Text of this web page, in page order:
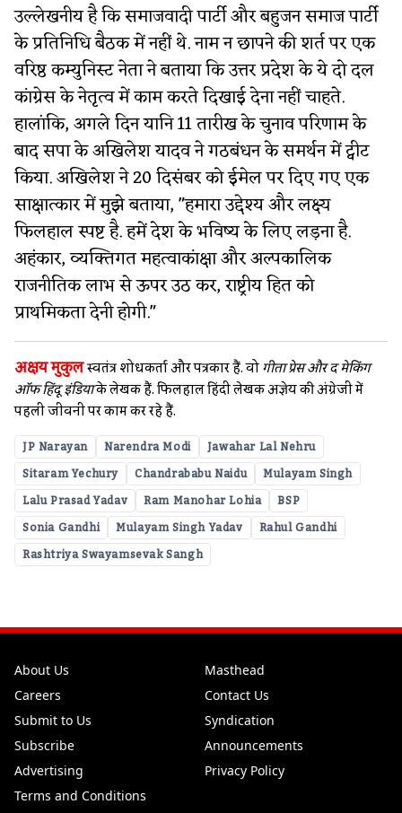
उल्लेखनीय है कि समाजवादी पार्टी और बहुजन समाज पार्टी
के प्रतिनिधि बैठक में नहीं थे. नाम न छापने की शर्त पर एक
वरिष्ठ कम्युनिस्ट नेता ने बताया कि उत्तर प्रदेश के ये दो दल
कांग्रेस के नेतृत्व में काम करते दिखाई देना नहीं चाहते.
हालांकि, अगले दिन यानि 11 तारीख के चुनाव परिणाम के
बाद सपा के अखिलेश यादव ने गठबंधन के समर्थन में ट्वीट
किया. अखिलेश ने 20 दिसंबर को ईमेल पर दिए गए एक
साक्षात्कार में मुझे बताया, "हमारा उद्देश्य और लक्ष्य
फिलहाल स्पष्ट है. हमें देश के भविष्य के लिए लड़ना है.
अहंकार, व्यक्तिगत महत्वाकांक्षा और अल्पकालिक
राजनीतिक लाभ से ऊपर उठ कर, राष्ट्रीय हित को
प्राथमिकता देनी होगी."
अक्षय मुकुलस्वतंत्र शोधकर्ता और पत्रकार हैं. वोगीता प्रेस और द मेकिंग
ऑफ हिंदू इंडियाके लेखक हैं. फिलहाल हिंदी लेखक अज्ञेय की अंग्रेजी में
पहली जीवनी पर काम कर रहे हैं.
JP Narayan Narendra Modi
Jawahar Lal Nehru
Sitaram Yechury
Chandrababu Naidu
Mulayam Singh
Lalu Prasad Yadav
Ram Manohar Lohia
BSP
Sonia Gandhi
Mulayam Singh Yadav
Rahul Gandhi
Rashtriya Swayamsevak Sangh
About Us
Masthead
Careers
Contact Us
Submit to Us
Syndication
Subscribe
Announcements
Advertising
Privacy Policy
Terms and Conditions